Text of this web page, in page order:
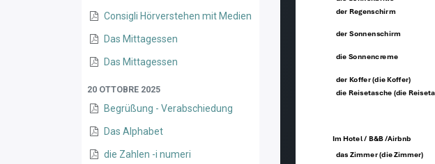
Consigli Hörverstehen mit Medien
Das Mittagessen
Das Mittagessen
20 OTTOBRE 2025
Begrüßung - Verabschiedung
Das Alphabet
die Zahlen -i numeri